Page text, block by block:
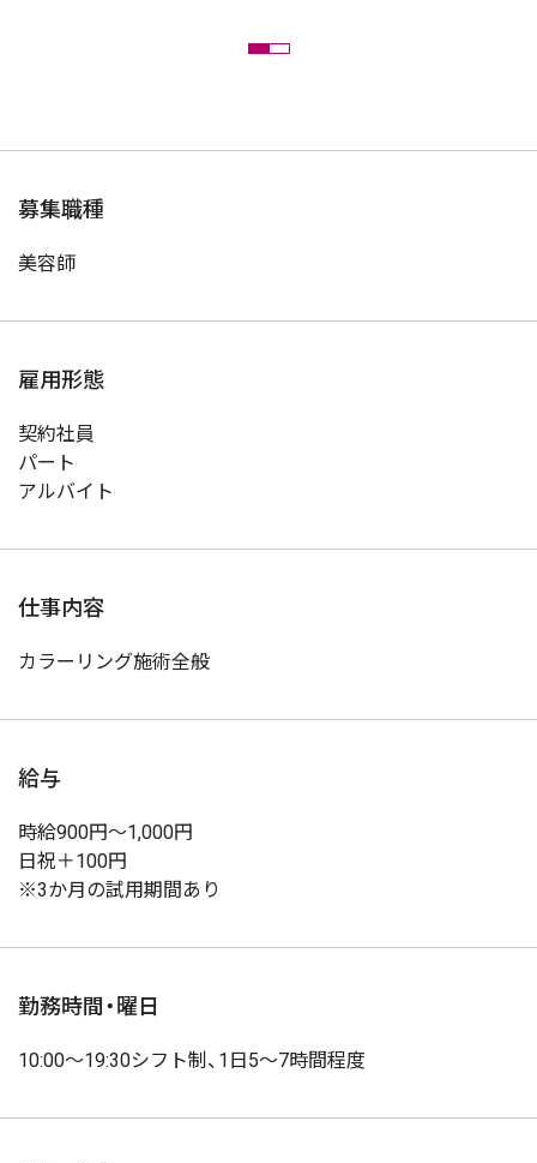
募集職種
美容師
雇用形態
契約社員
パート
アルバイト
仕事内容
カラーリング施術全般
給与
時給900円～1,000円
日祝＋100円
※3か月の試用期間あり
勤務時間・曜日
10:00～19:30シフト制、1日5～7時間程度